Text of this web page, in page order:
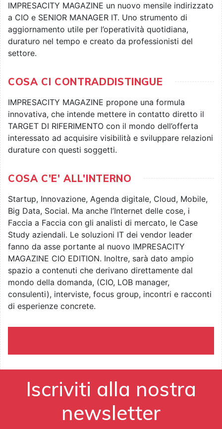
IMPRESACITY MAGAZINE un nuovo mensile indirizzato
a CIO e SENIOR MANAGER IT. Uno strumento di
aggiornamento utile per l’operatività quotidiana,
duraturo nel tempo e creato da professionisti del
settore.
COSA CI CONTRADDISTINGUE
IMPRESACITY MAGAZINE propone una formula
innovativa, che intende mettere in contatto diretto il
TARGET DI RIFERIMENTO con il mondo dell’offerta
interessato ad acquisire visibilità e sviluppare relazioni
durature con questi soggetti.
COSA C'E' ALL'INTERNO
Startup, Innovazione, Agenda digitale, Cloud, Mobile,
Big Data, Social. Ma anche l’Internet delle cose, i
Faccia a Faccia con gli analisti di mercato, le Case
Study aziendali. Le soluzioni IT dei vendor leader
fanno da asse portante al nuovo IMPRESACITY
MAGAZINE CIO EDITION. Inoltre, sarà dato ampio
spazio a contenuti che derivano direttamente dal
mondo della domanda, (CIO, LOB manager,
consulenti), interviste, focus group, incontri e racconti
di esperienze concrete.
Iscriviti alla nostra
newsletter